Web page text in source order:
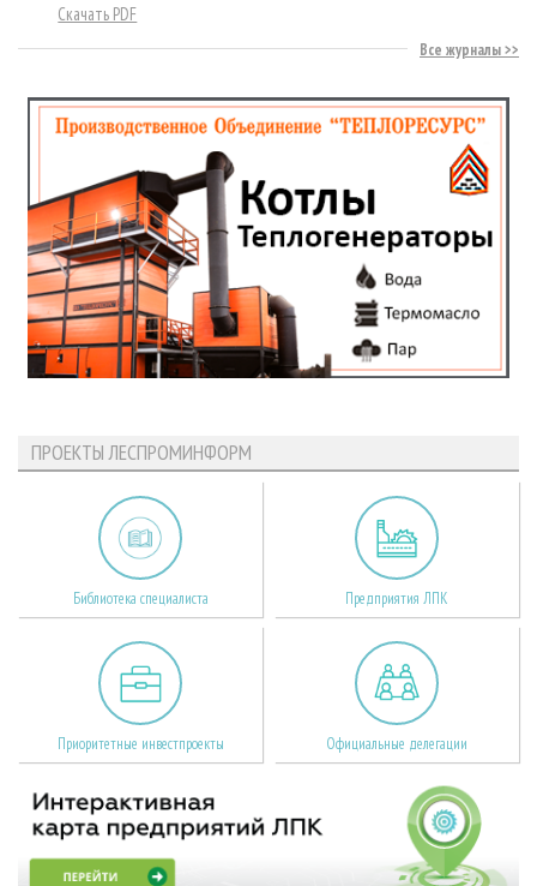
Скачать PDF
Все журналы
ПРОЕКТЫ ЛЕСПРОМИНФОРМ
Библиотека специалиста Предприятия ЛПК
Приоритетные инвестпроекты Официальные делегации